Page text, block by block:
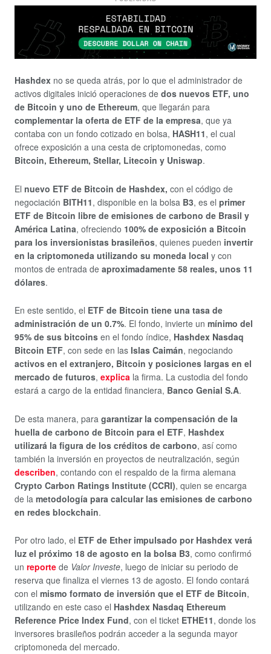
Hashdex no se queda atrás, por lo que el administrador de
activos digitales inició operaciones de dos nuevos ETF, uno
de Bitcoin y uno de Ethereum, que llegarán para
complementar la oferta de ETF de la empresa, que ya
contaba con un fondo cotizado en bolsa, HASH11, el cual
ofrece exposición a una cesta de criptomonedas, como
Bitcoin, Ethereum, Stellar, Litecoin y Uniswap.
El nuevo ETF de Bitcoin de Hashdex, con el código de
negociación BITH11, disponible en la bolsa B3, es el primer
ETF de Bitcoin libre de emisiones de carbono de Brasil y
América Latina, ofreciendo 100% de exposición a Bitcoin
para los inversionistas brasileños, quienes pueden invertir
en la criptomoneda utilizando su moneda local y con
montos de entrada de aproximadamente 58 reales, unos 11
dólares.
En este sentido, el ETF de Bitcoin tiene una tasa de
administración de un 0.7%. El fondo, invierte un mínimo del
95% de sus bitcoins en el fondo índice, Hashdex Nasdaq
Bitcoin ETF, con sede en las Islas Caimán, negociando
activos en el extranjero, Bitcoin y posiciones largas en el
mercado de futuros, explica la firma. La custodia del fondo
estará a cargo de la entidad financiera, Banco Genial S.A.
De esta manera, para garantizar la compensación de la
huella de carbono de Bitcoin para el ETF, Hashdex
utilizará la figura de los créditos de carbono, así como
también la inversión en proyectos de neutralización, según
describen, contando con el respaldo de la firma alemana
Crypto Carbon Ratings Institute (CCRI), quien se encarga
de la metodología para calcular las emisiones de carbono
en redes blockchain.
Por otro lado, el ETF de Ether impulsado por Hashdex verá
luz el próximo 18 de agosto en la bolsa B3, como confirmó
un reporte de Valor Investe, luego de iniciar su periodo de
reserva que finaliza el viernes 13 de agosto. El fondo contará
con el mismo formato de inversión que el ETF de Bitcoin,
utilizando en este caso el Hashdex Nasdaq Ethereum
Reference Price Index Fund, con el ticket ETHE11, donde los
inversores brasileños podrán acceder a la segunda mayor
criptomoneda del mercado.